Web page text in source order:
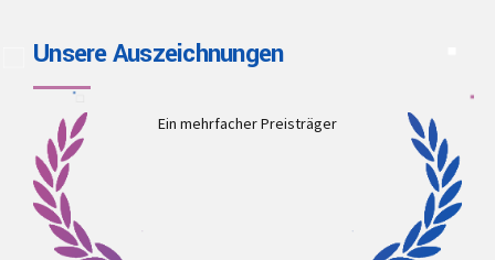
Unsere Auszeichnungen
Ein mehrfacher Preisträger